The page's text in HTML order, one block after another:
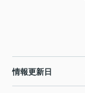
情報更新日